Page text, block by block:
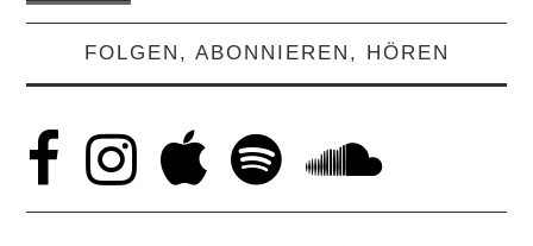
FOLGEN, ABONNIEREN, HÖREN